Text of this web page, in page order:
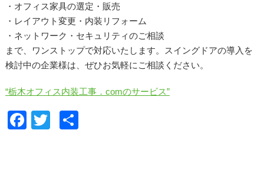
・オフィス家具の選定・販売
・レイアウト変更・内装リフォーム
・ネットワーク・セキュリティのご相談
まで、ワンストップで対応いたします。スイングドアの導入を
検討中の企業様は、ぜひお気軽にご相談ください。
“栃木オフィス内装工事．comのサービス”
F